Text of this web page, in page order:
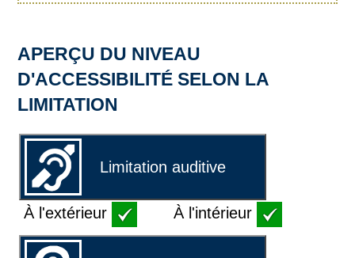
APERÇU DU NIVEAU
D'ACCESSIBILITÉ SELON LA
LIMITATION
Limitation auditive
À l'extérieur À l'intérieur